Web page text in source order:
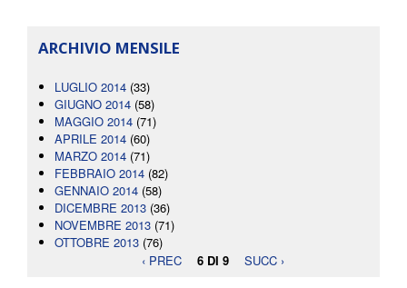
ARCHIVIO MENSILE
LUGLIO 2014 (33)
GIUGNO 2014 (58)
MAGGIO 2014 (71)
APRILE 2014 (60)
MARZO 2014 (71)
FEBBRAIO 2014 (82)
GENNAIO 2014 (58)
DICEMBRE 2013 (36)
NOVEMBRE 2013 (71)
OTTOBRE 2013 (76)
‹ PREC
6 DI 9 SUCC ›